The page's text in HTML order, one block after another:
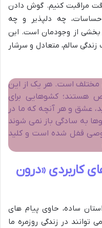
دقت مراقبت کنیم. گوش دادن
چه دلپذیر و چه
بخشی از وجودمان است. این
سالم، متعادل و سرشار
مختلف است. هر یک از این
هستند؛ کشوهایی برای
عشق و هر آنچه که ما در
به سادگی باز نمی شوند
قفل شده است و کلید
کاربردی «درون
ساده، حاوی پیام های
در زندگی روزمره ما